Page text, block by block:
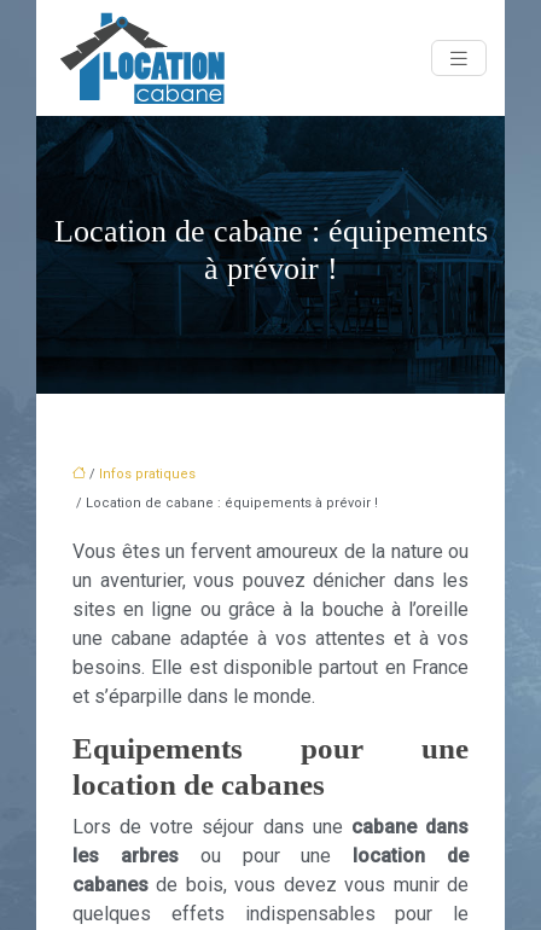
Location de cabane : équipements
à prévoir !
/ Infos pratiques
/ Location de cabane : équipements à prévoir !
Vous êtes un fervent amoureux de la nature ou
un aventurier, vous pouvez dénicher dans les
sites en ligne ou grâce à la bouche à l’oreille
une cabane adaptée à vos attentes et à vos
besoins. Elle est disponible partout en France
et s’éparpille dans le monde.
Equipements pour une
location de cabanes
Lors de votre séjour dans une cabane dans
les arbresou pour une location de
cabanesde bois, vous devez vous munir de
quelques effets indispensables pour le